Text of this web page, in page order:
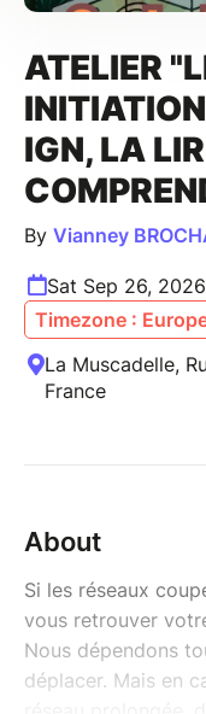
ATELIER
IGN, LA
By Vianney
Sat Sep 26,
Timezone :
La Muscadelle,
France
About
Si les réseaux
vous retrouver
Nous dépendons
déplacer. Mais en